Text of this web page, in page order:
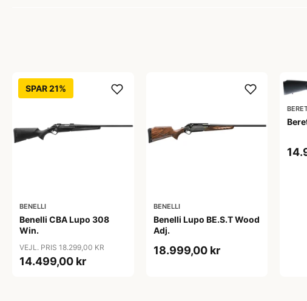
SPAR 21%
BENELLI
Benelli CBA Lupo 308
Win.
VEJL. PRIS 18.299,00 KR
14.499,00 kr
BENELLI
Benelli Lupo BE.S.T Wood
Adj.
18.999,00 kr